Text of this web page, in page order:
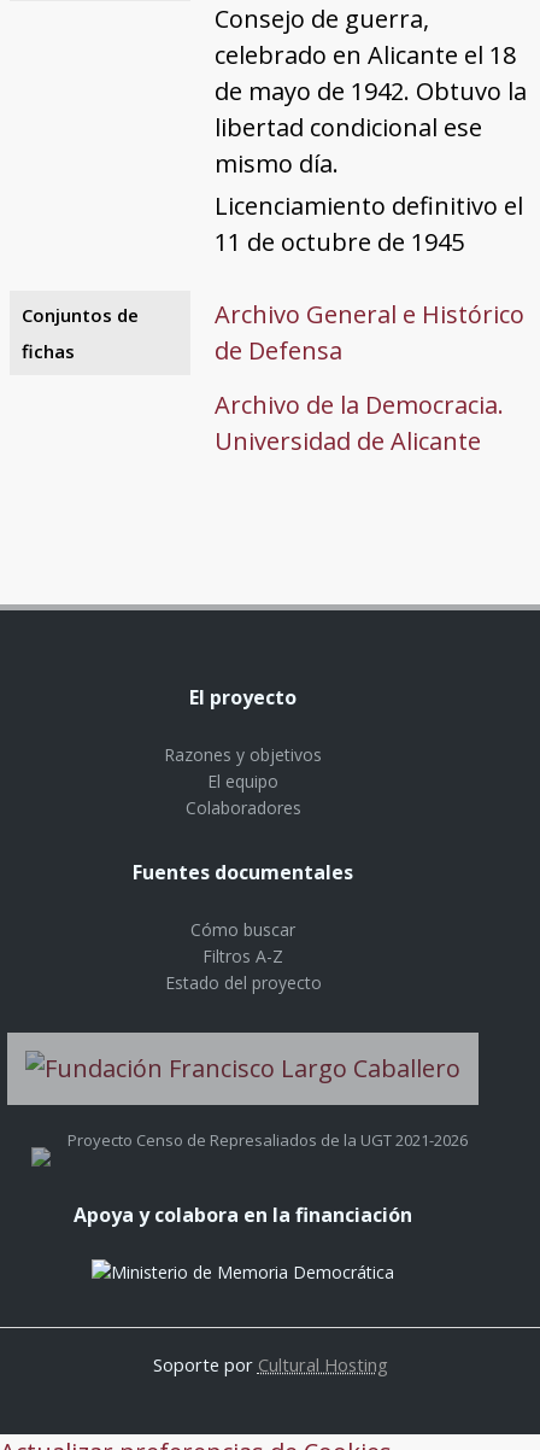
Consejo de guerra,
celebrado en Alicante el 18
de mayo de 1942. Obtuvo la
libertad condicional ese
mismo día.
Licenciamiento definitivo el
11 de octubre de 1945
Conjuntos de
fichas
Archivo General e Histórico
de Defensa
Archivo de la Democracia.
Universidad de Alicante
El proyecto
Razones y objetivos
El equipo
Colaboradores
Fuentes documentales
Cómo buscar
Filtros A-Z
Estado del proyecto
Proyecto Censo de Represaliados de la UGT 2021-2026
Apoya y colabora en la financiación
Soporte por Cultural Hosting